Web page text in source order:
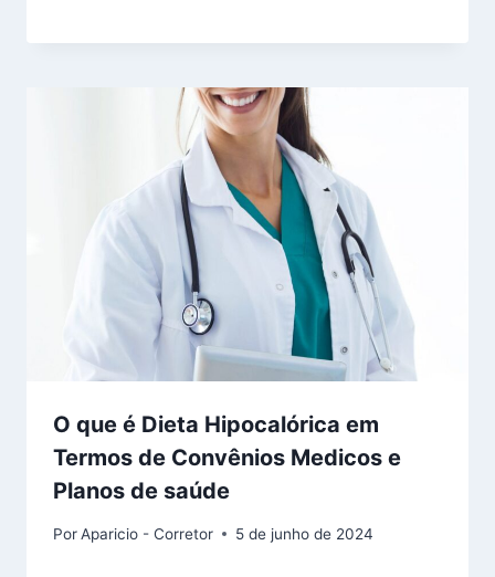
O que é Dieta Hipocalórica em
Termos de Convênios Medicos e
Planos de saúde
PorAparicio - Corretor 5 de junho de 2024